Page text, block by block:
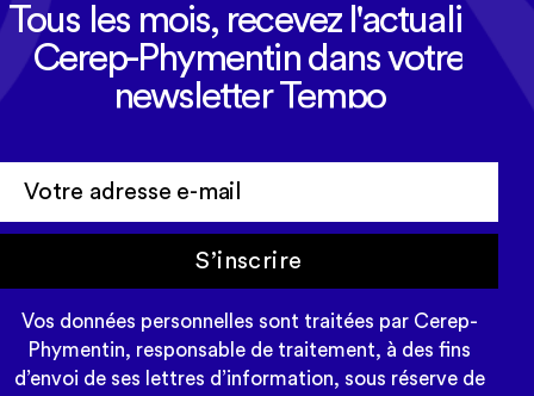
Tous les mois, recevez l'actualité
Cerep-Phymentin dans votre
newsletter Tempo
S’inscrire
Vos données personnelles sont traitées par Cerep-
Phymentin, responsable de traitement, à des fins
d’envoi de ses lettres d’information, sous réserve de